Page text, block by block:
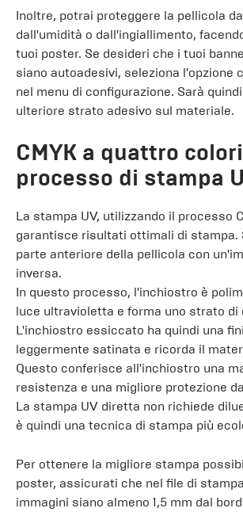
Inoltre, potrai proteggere la pellicola
dall'umidità o dall'ingiallimento,
tuoi poster. Se desideri che i tuoi
siano autoadesivi, seleziona l'opzione
nel menu di configurazione. Sarà
ulteriore strato adesivo sul materiale.
CMYK a quattro
processo di stampa
La stampa UV, utilizzando il processo
garantisce risultati ottimali di stampa.
parte anteriore della pellicola con
inversa.
In questo processo, l'inchiostro è
luce ultravioletta e forma uno strato di
L'inchiostro essiccato ha quindi una
leggermente satinata e ricorda il
Questo conferisce all'inchiostro una
resistenza e una migliore protezione
La stampa UV diretta non richiede
è quindi una tecnica di stampa più
Per ottenere la migliore stampa
poster, assicurati che nel file di
immagini siano almeno 1,5 mm dal